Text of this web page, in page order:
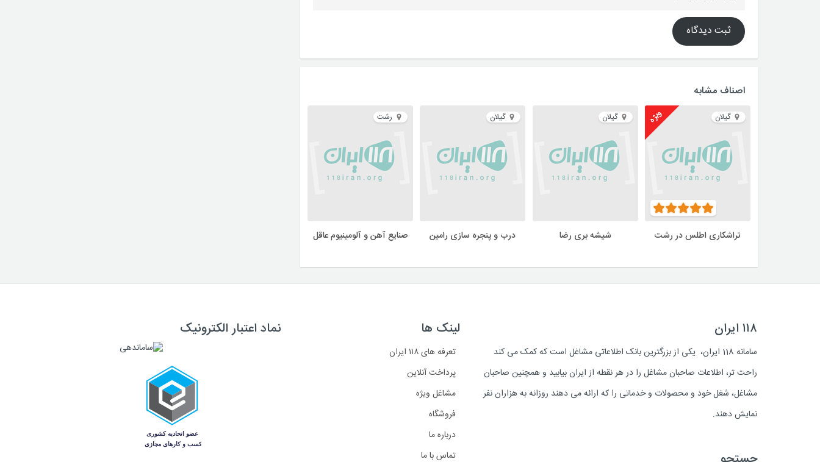
ثبت دیدگاه
اصناف مشابه
گیلان ویژه
تراشکاری اطلس در رشت
گیلان
شیشه بری رضا
گیلان
درب و پنجره سازی رامین
رشت
صنایع آهن و آلومینیوم عاقل
۱۱۸ ایران
سامانه 118 ایران، یکی از بزرگترین بانک اطلاعاتی مشاغل است که کمک می کند
راحت تر، اطلاعات صاحبان مشاغل را در هر نقطه از ایران بیابید و همچنین صاحبان
مشاغل، شغل خود و محصولات و خدماتی را که ارائه می دهند روزانه به هزاران نفر
نمایش دهند.
لینک ها
تعرفه های ۱۱۸ ایران
پرداخت آنلاین
مشاغل ویژه
فروشگاه
درباره ما
تماس با ما
نماد اعتبار الکترونیک